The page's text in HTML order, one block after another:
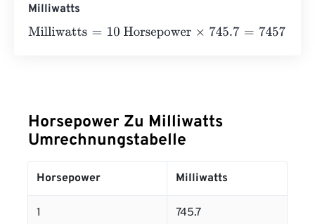
Milliwatts
Milliwatts=10 Horsepower×745.7=7457 Milliwatts
Horsepower Zu Milliwatts
Umrechnungstabelle
Horsepower Milliwatts
1 745.7